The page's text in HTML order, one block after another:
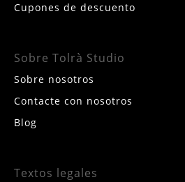
Cupones de descuento
Sobre Tolrà Studio
Sobre nosotros
Contacte con nosotros
Blog
Textos legales